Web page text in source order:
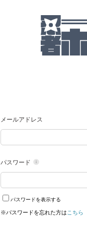
メールアドレス
パスワード
パスワードを表示する
※パスワードを忘れた方は こちら